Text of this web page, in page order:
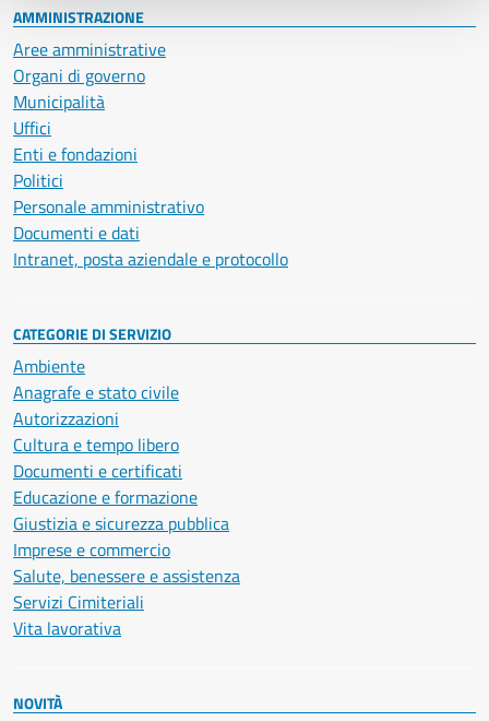
AMMINISTRAZIONE
Aree amministrative
Organi di governo
Municipalità
Uffici
Enti e fondazioni
Politici
Personale amministrativo
Documenti e dati
Intranet, posta aziendale e protocollo
CATEGORIE DI SERVIZIO
Ambiente
Anagrafe e stato civile
Autorizzazioni
Cultura e tempo libero
Documenti e certificati
Educazione e formazione
Giustizia e sicurezza pubblica
Imprese e commercio
Salute, benessere e assistenza
Servizi Cimiteriali
Vita lavorativa
NOVITÀ